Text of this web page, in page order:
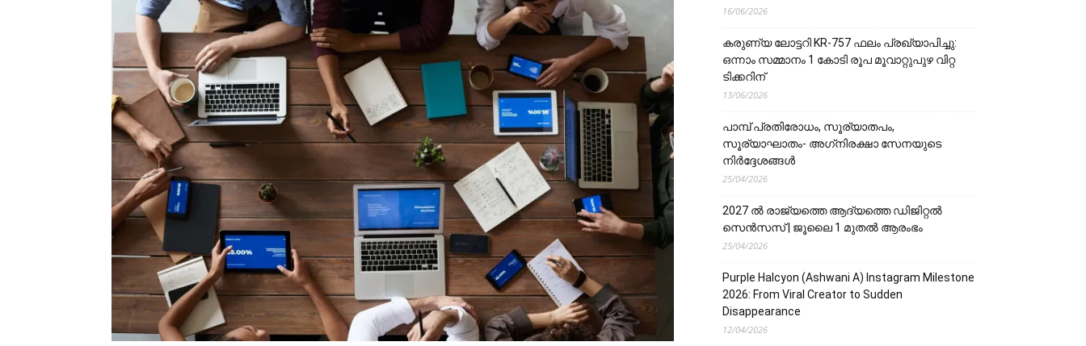
16/06/2026
കരുണ്യ ലോട്ടറി KR-757 ഫലം പ്രഖ്യാപിച്ചു:
ഒന്നാം സമ്മാനം 1 കോടി രൂപ മൂവാറ്റുപുഴ വിറ്റ
ടിക്കറിന്
13/06/2026
പാമ്പ് പ്രതിരോധം, സൂര്യാതപം,
സൂര്യാഘാതം- അഗ്‌നിരക്ഷാ സേനയു‌‌‌ടെ
നിർദ്ദേശങ്ങൾ
25/04/2026
2027 ൽ രാജ്യത്തെ ആദ്യത്തെ ഡിജിറ്റൽ
സെൻസസ് | ജൂലൈ 1 മുതൽ ആരംഭം
25/04/2026
Purple Halcyon (Ashwani A) Instagram Milestone
2026: From Viral Creator to Sudden
Disappearance
12/04/2026